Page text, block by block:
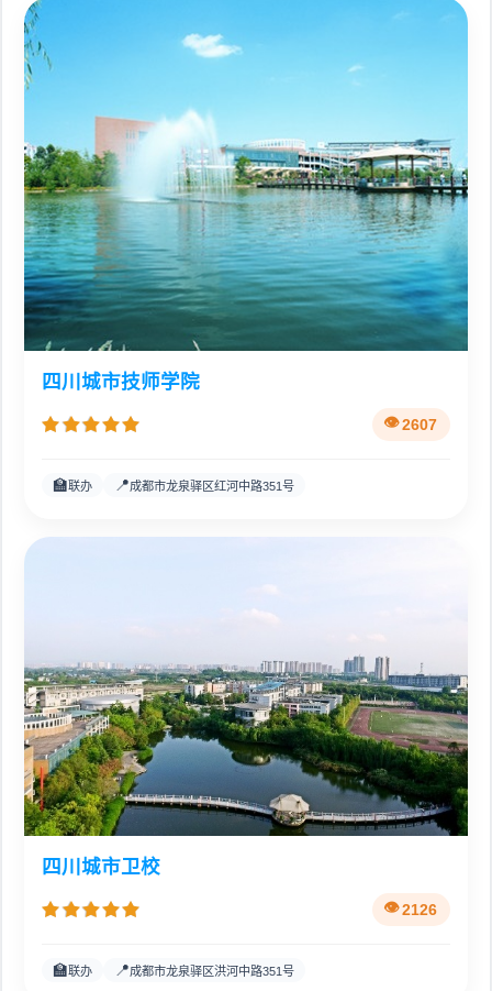
四川城市技师学院
2607
🏫联办 📍成都市龙泉驿区红河中路351号
四川城市卫校
2126
🏫联办 📍成都市龙泉驿区洪河中路351号